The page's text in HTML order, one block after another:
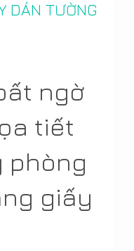
DÁN TƯỜNG
ngờ
tiết
phòng
giấy